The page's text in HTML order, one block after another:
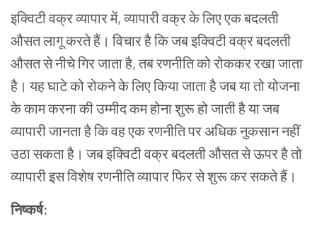
इक्विटीवक्रव्यापारमें,व्यापारीवक्रकेलिएएकबदलती
औसतलागूकरतेहैं। विचारहैकिजबइक्विटीवक्रबदलती
औसतसेनीचेगिरजाताहै,तबरणनीतिकोरोककररखाजाता
है। यहघाटेकोरोकनेकेलिएकियाजाताहैजबयातोयोजना
केकामकरनाकीउम्मीदकम होनाशुरूहो जाती है याजब
व्यापारीजानताहैकिवहएकरणनीतिपरअधिकनुकसाननहीं
उठासकताहै। जबइक्विटीवक्रबदलतीऔसतसेऊपरहैतो
व्यापारीइसविशेषरणनीतिव्यापारफिरसेशुरूकरसकतेहैं।
निष्कर्ष: